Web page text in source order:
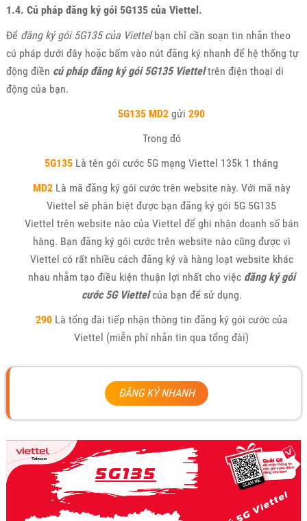
1.4. Cú pháp đăng ký gói 5G135 của Viettel.
Để đăng ký gói 5G135 của Viettelbạn chỉ cần soạn tin nhắn theo
cú pháp dưới đây hoặc bấm vào nút đăng ký nhanh để hệ thống tự
động điền cú pháp đăng ký gói 5G135 Vietteltrên điện thoại di
động của bạn.
5G135 MD2 gửi 290
Trong đó
5G135 Là tên gói cước 5G mạng Viettel 135k 1 tháng
MD2 Là mã đăng ký gói cước trên website này. Với mã này
Viettel sẽ phân biệt được bạn đăng ký gói 5G 5G135
Viettel trên website nào của Viettel để ghi nhận doanh số bán
hàng. Bạn đăng ký gói cước trên website nào cũng được vì
Viettel có rất nhiều cách đăng ký và hàng loạt website khác
nhau nhằm tạo điều kiện thuận lợi nhất cho việc đăng ký gói
cước 5G Viettelcủa bạn để sử dụng.
290Là tổng đài tiếp nhận thông tin đăng ký gói cước của
Viettel (miễn phí nhắn tin qua tổng đài)
ĐĂNG KÝ NHANH